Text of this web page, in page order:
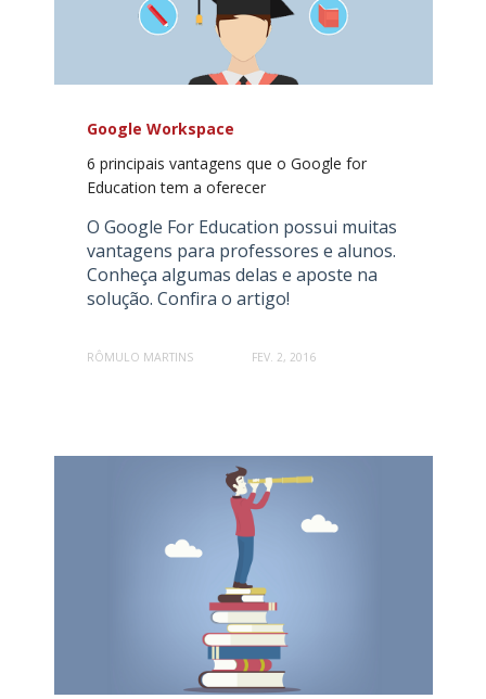
Google Workspace
6 principais vantagens que o Google for
Education tem a oferecer
O Google For Education possui muitas
vantagens para professores e alunos.
Conheça algumas delas e aposte na
solução. Confira o artigo!
RÔMULO MARTINS FEV. 2, 2016